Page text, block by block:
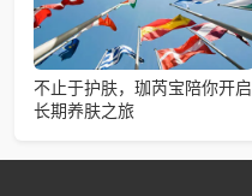
不止于护肤，珈芮宝陪你开启
长期养肤之旅